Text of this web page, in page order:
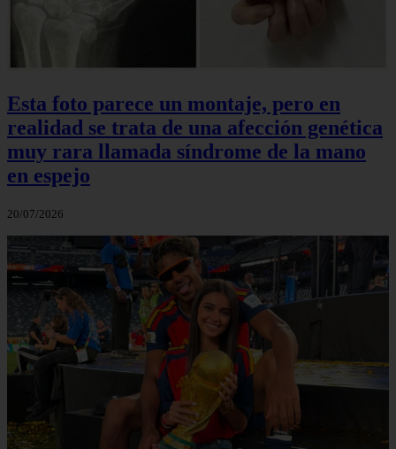
Esta foto parece un montaje, pero en
realidad se trata de una afección genética
muy rara llamada síndrome de la mano
en espejo
20/07/2026